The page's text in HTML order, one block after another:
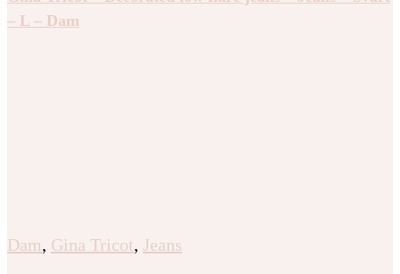
– L – Dam
Dam, Gina Tricot, Jeans